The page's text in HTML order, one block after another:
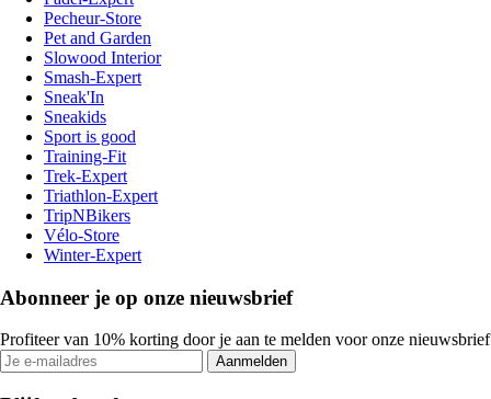
Pecheur-Store
Pet and Garden
Slowood Interior
Smash-Expert
Sneak'In
Sneakids
Sport is good
Training-Fit
Trek-Expert
Triathlon-Expert
TripNBikers
Vélo-Store
Winter-Expert
Abonneer je op onze nieuwsbrief
Profiteer van 10% korting door je aan te melden voor onze nieuwsbrief
Aanmelden